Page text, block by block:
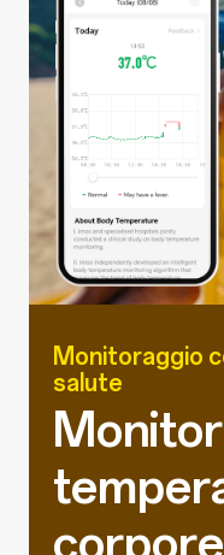
Monitoraggio
salute